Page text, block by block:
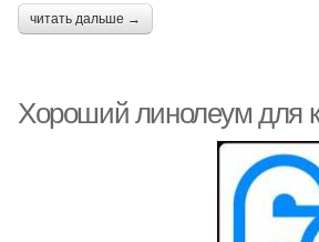
читать дальше →
Хороший линолеум для